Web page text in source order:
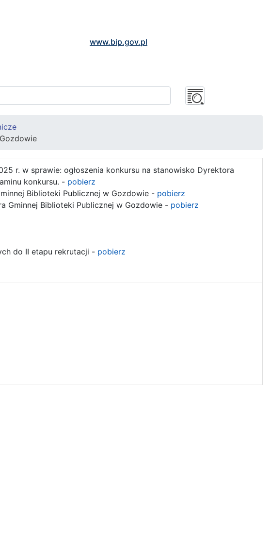
www.bip.gov.pl
r. w sprawie: ogłoszenia konkursu na stanowisko Dyrektora
konkursu. - pobierz
Biblioteki Publicznej w Gozdowie - pobierz
Gminnej Biblioteki Publicznej w Gozdowie - pobierz
do II etapu rekrutacji - pobierz